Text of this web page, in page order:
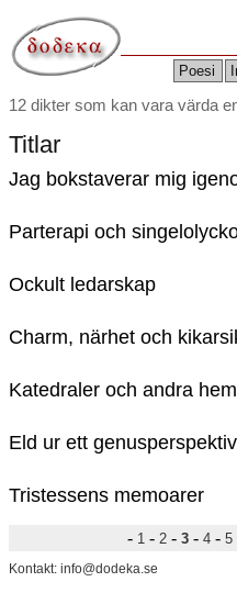
Poesi
12 dikter som kan vara värda
Titlar
Jag bokstaverar mig
Parterapi och
Ockult ledarskap
Charm, närhet och
Katedraler och andra
Eld ur ett genusperspektiv
Tristessens memoarer
-1 -2 - 3 -4 -5
Kontakt: info@dodeka.se